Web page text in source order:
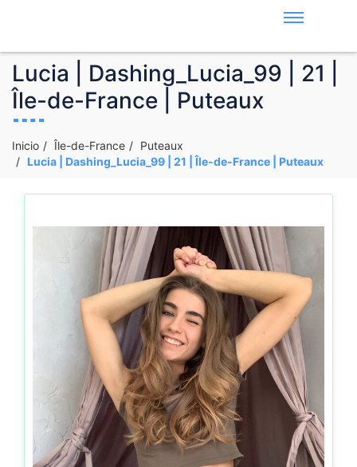
Lucia | Dashing_Lucia_99 | 21 |
Île-de-France | Puteaux
Inicio Île-de-France
Puteaux
Lucia | Dashing_Lucia_99 | 21 | Île-de-France | Puteaux